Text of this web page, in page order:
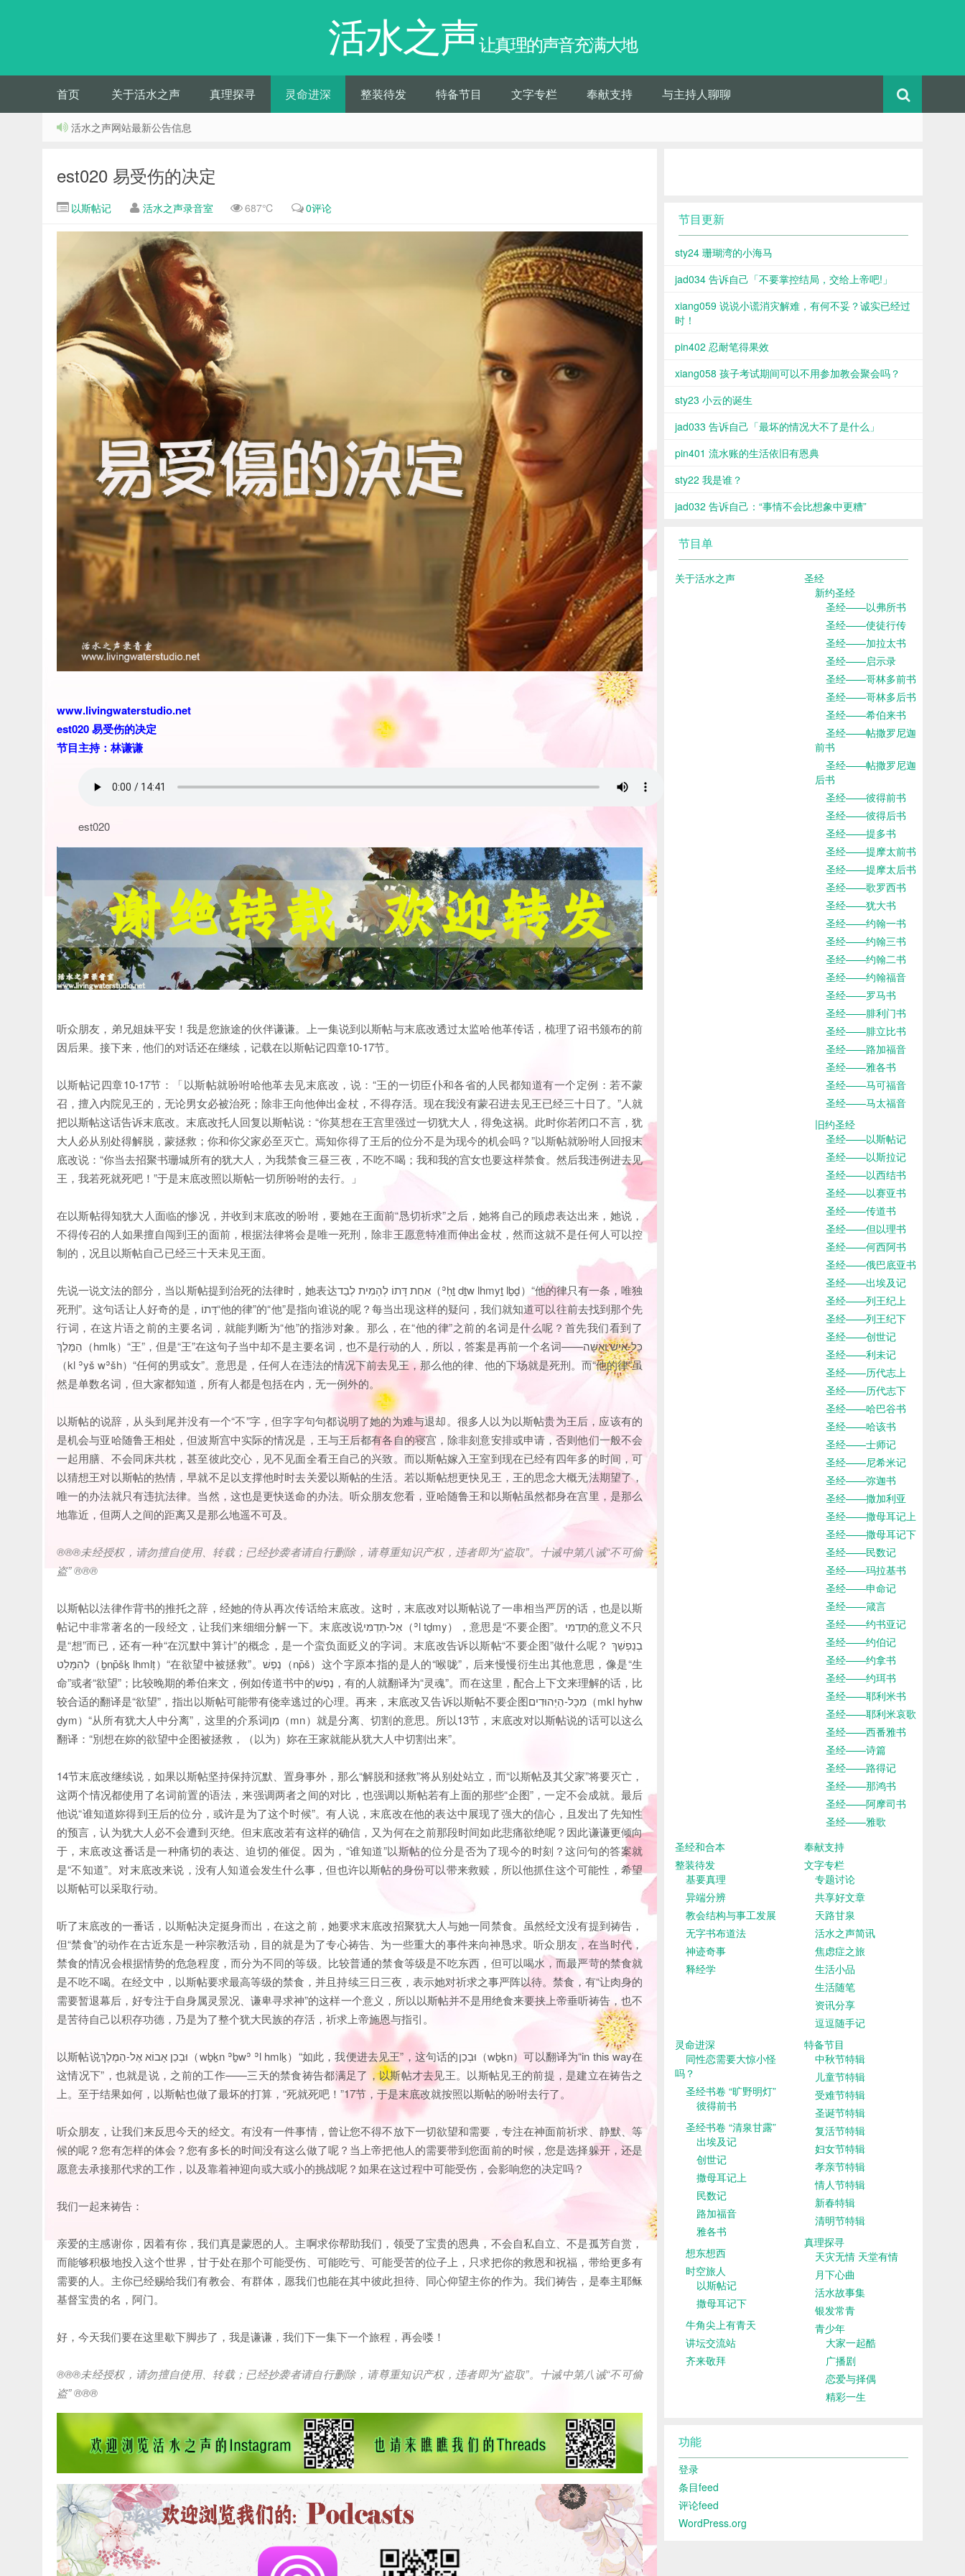
活水之声让真理的声音充满大地
首页 关于活水之声 真理探寻 灵命进深 整装待发 特备节目 文字专栏 奉献支持 与主持人聊聊
活水之声网站最新公告信息
est020 易受伤的决定
以斯帖记 活水之声录音室 687℃ 0评论
www.livingwaterstudio.net
est020 易受伤的决定
节目主持：林谦谦
est020
听众朋友，弟兄姐妹平安！我是您旅途的伙伴谦谦。上一集说到以斯帖与末底改透过太监哈他革传话，梳理了诏书颁布的前
因后果。接下来，他们的对话还在继续，记载在以斯帖记四章10-17节。
以斯帖记四章10-17节：「以斯帖就吩咐哈他革去见末底改，说：“王的一切臣仆和各省的人民都知道有一个定例：若不蒙
召，擅入内院见王的，无论男女必被治死；除非王向他伸出金杖，不得存活。现在我没有蒙召进去见王已经三十日了。”人就
把以斯帖这话告诉末底改。末底改托人回复以斯帖说：“你莫想在王宫里强过一切犹大人，得免这祸。此时你若闭口不言，犹
大人必从别处得解脱，蒙拯救；你和你父家必至灭亡。焉知你得了王后的位分不是为现今的机会吗？”以斯帖就吩咐人回报末
底改说：“你当去招聚书珊城所有的犹大人，为我禁食三昼三夜，不吃不喝；我和我的宫女也要这样禁食。然后我违例进去见
王，我若死就死吧！”于是末底改照以斯帖一切所吩咐的去行。」
在以斯帖得知犹大人面临的惨况，并收到末底改的吩咐，要她在王面前“恳切祈求”之后，她将自己的顾虑表达出来，她说，
不得传召的人如果擅自闯到王的面前，根据法律将会是唯一死刑，除非王愿意特准而伸出金杖，然而这就不是任何人可以控
制的，况且以斯帖自己已经三十天未见王面。
先说一说文法的部分，当以斯帖提到治死的法律时，她表达אַחַת דָּתוֹ לְהָמִית לְבַד（ʾḥṯ dṯw lhmyṯ lḇḏ）“他的律只有一条，唯独
死刑”。这句话让人好奇的是，דָּתוֹ“他的律”的“他”是指向谁说的呢？每当出现这样的疑问，我们就知道可以往前去找到那个先
行词，在这片语之前的主要名词，就能判断为“他”的指涉对象。那么，在“他的律”之前的名词是什么呢？首先我们看到了
הַמֶּלֶךְ（hmlḵ）“王”，但是“王”在这句子当中却不是主要名词，也不是行动的人，所以，答案是再前一个名词——כָּל-אִישׁ וְאִשָּׁה
（kl ʾyš wʾšh）“任何的男或女”。意思是，任何人在违法的情况下前去见王，那么他的律、他的下场就是死刑。而“他的律”虽
然是单数名词，但大家都知道，所有人都是包括在内，无一例外的。
以斯帖的说辞，从头到尾并没有一个“不”字，但字字句句都说明了她的为难与退却。很多人以为以斯帖贵为王后，应该有的
是机会与亚哈随鲁王相处，但波斯宫中实际的情况是，王与王后都有各自的寝宫，除非刻意安排或申请，否则他们一般不会
一起用膳、不会同床共枕，甚至彼此交心，见不见面全看王自己的兴致。而以斯帖嫁入王室到现在已经有四年多的时间，可
以猜想王对以斯帖的热情，早就不足以支撑他时时去关爱以斯帖的生活。若以斯帖想更快见王，王的思念大概无法期望了，
唯一的办法就只有违抗法律。当然，这也是更快送命的办法。听众朋友您看，亚哈随鲁王和以斯帖虽然都身在宫里，是那么
地靠近，但两人之间的距离又是那么地遥不可及。
®®®未经授权，请勿擅自使用、转载；已经抄袭者请自行删除，请尊重知识产权，违者即为“盗取”。十诫中第八诫“不可偷
盗” ®®®
以斯帖以法律作背书的推托之辞，经她的侍从再次传话给末底改。这时，末底改对以斯帖说了一串相当严厉的话，也是以斯
帖记中非常著名的一段经文，让我们来细细分解一下。末底改说אַל-תְּדַמִּי（ʾl tḏmy），意思是“不要企图”。תְּדַמִּי的意义不只
是“想”而已，还有一种“在沉默中算计”的概念，是一个蛮负面贬义的字词。末底改告诉以斯帖“不要企图”做什么呢？ בְנַפְשֵׁךְ
לְהִמָּלֵט（ḇnp̄šḵ lhmlṭ）“在欲望中被拯救”。נֶפֶשׁ（np̄š）这个字原本指的是人的“喉咙”，后来慢慢衍生出其他意思，像是“生
命”或者“欲望”；比较晚期的希伯来文，例如传道书中的נֶפֶשׁ，有的人就翻译为“灵魂”。而在这里，配合上下文来理解的话，比
较合适的翻译是“欲望”，指出以斯帖可能带有侥幸逃过的心理。再来，末底改又告诉以斯帖不要企图מִכָּל-הַיְּהוּדִים（mkl hyhw
ḏym）“从所有犹大人中分离”，这里的介系词מִן（mn）就是分离、切割的意思。所以13节，末底改对以斯帖说的话可以这么
翻译：“別想在妳的欲望中企图被拯救，（以为）妳在王家就能从犹大人中切割出来”。
14节末底改继续说，如果以斯帖坚持保持沉默、置身事外，那么“解脱和拯救”将从别处站立，而“以斯帖及其父家”将要灭亡，
这两个情况都使用了名词前置的语法，来强调两者之间的对比，也强调以斯帖若有上面的那些“企图”，一定不会成就。最后
他说“谁知道妳得到王后的位分，或许是为了这个时候”。有人说，末底改在他的表达中展现了强大的信心，且发出了先知性
的预言，认为犹大人必不会遭到灭绝。但末底改若有这样的确信，又为何在之前那段时间如此悲痛欲绝呢？因此谦谦更倾向
于，末底改这番话是一种痛切的表达、迫切的催促。因为，“谁知道”以斯帖的位分是否为了现今的时刻？这问句的答案就
是“不知道”。对末底改来说，没有人知道会发生什么事，但也许以斯帖的身份可以带来救赎，所以他抓住这个可能性，希望
以斯帖可以采取行动。
听了末底改的一番话，以斯帖决定挺身而出，在这之前，她要求末底改招聚犹大人与她一同禁食。虽然经文没有提到祷告，
但“禁食”的动作在古近东是一种宗教活动，目的就是为了专心祷告、为一些重大的事件来向神恳求。听众朋友，在当时代，
禁食的情况会根据情势的危急程度，而分为不同的等级。比较普通的禁食等级是不吃东西，但可以喝水，而最严苛的禁食就
是不吃不喝。在经文中，以斯帖要求最高等级的禁食，并且持续三日三夜，表示她对祈求之事严阵以待。禁食，有“让肉身的
需要暂退幕后，好专注于自身属灵景况、谦卑寻求神”的这样一个意义，所以以斯帖并不是用绝食来要挟上帝垂听祷告，也不
是苦待自己以积存功德，乃是为了整个犹大民族的存活，祈求上帝施恩与指引。
以斯帖说וּבְכֵן אָבוֹא אֶל-הַמֶּלֶךְ（wḇḵn ʾḇwʾ ʾl hmlḵ）“如此，我便进去见王”，这句话的וּבְכֵן（wḇḵn）可以翻译为“in this way在
这情况下”，也就是说，之前的工作——三天的禁食祷告都满足了，以斯帖才去见王。以斯帖见王的前提，是建立在祷告之
上。至于结果如何，以斯帖也做了最坏的打算，“死就死吧！”17节，于是末底改就按照以斯帖的吩咐去行了。
听众朋友，让我们来反思今天的经文。有没有一件事情，曾让您不得不放下一切欲望和需要，专注在神面前祈求、静默、等
候的呢？您有怎样的体会？您有多长的时间没有这么做了呢？当上帝把他人的需要带到您面前的时候，您是选择躲开，还是
愿意去承接那代求的工作，以及靠着神迎向或大或小的挑战呢？如果在这过程中可能受伤，会影响您的决定吗？
我们一起来祷告：
亲爱的主感谢你，因着有你，我们真是蒙恩的人。主啊求你帮助我们，领受了宝贵的恩典，不会自私自立、不是孤芳自赏，
而能够积极地投入这个世界，甘于处在那个可能受伤、可能吃亏、可能受苦的位子上，只求把你的救恩和祝福，带给更多有
需要的人。主你已经赐给我们有教会、有群体，愿我们也能在其中彼此担待、同心仰望主你的作为。我们祷告，是奉主耶稣
基督宝贵的名，阿门。
好，今天我们要在这里歇下脚步了，我是谦谦，我们下一集下一个旅程，再会喽！
®®®未经授权，请勿擅自使用、转载；已经抄袭者请自行删除，请尊重知识产权，违者即为“盗取”。十诫中第八诫“不可偷
盗” ®®®
节目更新
sty24 珊瑚湾的小海马
jad034 告诉自己「不要掌控结局，交给上帝吧!」
xiang059 说说小谎消灾解难，有何不妥？诚实已经过
时！
pin402 忍耐笔得果效
xiang058 孩子考试期间可以不用参加教会聚会吗？
sty23 小云的诞生
jad033 告诉自己「最坏的情况大不了是什么」
pin401 流水账的生活依旧有恩典
sty22 我是谁？
jad032 告诉自己：“事情不会比想象中更糟”
节目单
关于活水之声
圣经
新约圣经
圣经——以弗所书
圣经——使徒行传
圣经——加拉太书
圣经——启示录
圣经——哥林多前书
圣经——哥林多后书
圣经——希伯来书
圣经——帖撒罗尼迦
前书
圣经——帖撒罗尼迦
后书
圣经——彼得前书
圣经——彼得后书
圣经——提多书
圣经——提摩太前书
圣经——提摩太后书
圣经——歌罗西书
圣经——犹大书
圣经——约翰一书
圣经——约翰三书
圣经——约翰二书
圣经——约翰福音
圣经——罗马书
圣经——腓利门书
圣经——腓立比书
圣经——路加福音
圣经——雅各书
圣经——马可福音
圣经——马太福音
旧约圣经
圣经——以斯帖记
圣经——以斯拉记
圣经——以西结书
圣经——以赛亚书
圣经——传道书
圣经——但以理书
圣经——何西阿书
圣经——俄巴底亚书
圣经——出埃及记
圣经——列王纪上
圣经——列王纪下
圣经——创世记
圣经——利未记
圣经——历代志上
圣经——历代志下
圣经——哈巴谷书
圣经——哈该书
圣经——士师记
圣经——尼希米记
圣经——弥迦书
圣经——撒加利亚
圣经——撒母耳记上
圣经——撒母耳记下
圣经——民数记
圣经——玛拉基书
圣经——申命记
圣经——箴言
圣经——约书亚记
圣经——约伯记
圣经——约拿书
圣经——约珥书
圣经——耶利米书
圣经——耶利米哀歌
圣经——西番雅书
圣经——诗篇
圣经——路得记
圣经——那鸿书
圣经——阿摩司书
圣经——雅歌
圣经和合本
奉献支持
整装待发
基要真理
异端分辨
教会结构与事工发展
无字书布道法
神迹奇事
释经学
文字专栏
专题讨论
共享好文章
天路甘泉
活水之声简讯
焦虑症之旅
生活小品
生活随笔
资讯分享
逗逗随手记
灵命进深
同性恋需要大惊小怪
吗？
圣经书卷 “旷野明灯”
彼得前书
圣经书卷 “清泉甘露”
出埃及记
创世记
撒母耳记上
民数记
路加福音
雅各书
想东想西
时空旅人
以斯帖记
撒母耳记下
牛角尖上有青天
讲坛交流站
齐来敬拜
特备节目
中秋节特辑
儿童节特辑
受难节特辑
圣诞节特辑
复活节特辑
妇女节特辑
孝亲节特辑
情人节特辑
新春特辑
清明节特辑
真理探寻
天灾无情 天堂有情
月下心曲
活水故事集
银发常青
青少年
大家一起酷
广播剧
恋爱与择偶
精彩一生
功能
登录
条目feed
评论feed
WordPress.org